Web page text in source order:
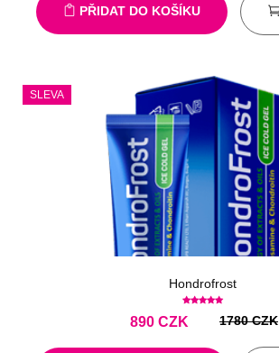
PŘIDAT DO KOŠÍKU
SLEVA
Hondrofrost
CZK
890 1780 CZK